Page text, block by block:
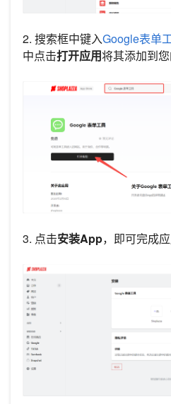
2. 搜索框中键入Google表单
中点击打开应用将其添加到您
3. 点击安装App，即可完成应